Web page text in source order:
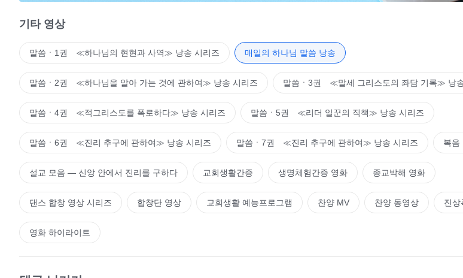
없네. 이 유언비어는 진짜일까?’라고 생각해 본다. 물론 겉으로는 아무런 태도도 취하지 않지만 속으로는
시작했고, 하나님을 부인하기 시작한 것이다. 이런 태도와 관점은 어떤 본질을 지니고 있느냐? 배반이 아니
치기 전까진 그 사람의 관점이 보이지 않으니 그는 하나님과 대립하지 않고 하나님을 원수로 여기지 않는
하지만 막상 일이 닥치면 그 사람은 즉시 사탄의 편에 서서 하나님과 대립한다. 이 사실은 무엇을 말해 주
나님에게 대립적이라는 것을 말해 준다! 하나님이 사람을 원수로 여기는 것이 아니라 사람의 본질 자체가
시하는 것이다. 사람이 하나님을 따른 시간이 얼마나 오래되었든, 지불한 대가가 얼마나 되었든, 하나님을
은 하나님을 하나님으로 대하지 못한다. 이것은 사람의 본질로 결정되는 것이 아니냐? 네가 그를 하나님으
하나님으로 여긴다면 그에 대한 의심이 생길 수 있겠느냐? 마음속에 그에 대한 의문이 있을 수 있겠느냐
지? 이 세상의 풍조가 이렇게 사악하고, 이 인류가 이렇게 사악한데 너는 왜 그들에 대해서는 관념을 가지
너 스스로가 그렇게 나쁜데 왜 관념을 가지지 않느냐? 몇 마디 유언비어나 비방으로 하나님에 대해 그렇
렇게 많은 생각을 갖는데, 너의 분량이 얼마나 작은지 알 수 있다. 모기나 역겨운 파리 몇 마리가 ‘앵앵거렸
되었단 말이냐? 그런 사람은 어떤 사람이냐? 하나님은 그런 사람을 어떻게 생각하는지 알고 있느냐? 사실
대한 하나님의 태도는 아주 분명하다. 하나님은 이런 사람들을 차갑게 무시해 버린다. 아예 상대하지 않
기타 영상
말씀ㆍ1권 ≪하나님의 현현과 사역≫ 낭송 시리즈 매일의 하나님 말씀 낭송
말씀ㆍ2권 ≪하나님을 알아 가는 것에 관하여≫ 낭송 시리즈 말씀ㆍ3권 ≪말세 그리스도의 좌담 기록≫ 낭
말씀ㆍ4권 ≪적그리스도를 폭로하다≫ 낭송 시리즈 말씀ㆍ5권 ≪리더 일꾼의 직책≫ 낭송 시리즈
말씀ㆍ6권 ≪진리 추구에 관하여≫ 낭송 시리즈 말씀ㆍ7권 ≪진리 추구에 관하여≫ 낭송 시리즈 복음
설교 모음 ― 신앙 안에서 진리를 구하다 교회생활간증 생명체험간증 영화 종교박해 영화
댄스 합창 영상 시리즈 합창단 영상 교회생활 예능프로그램 찬양 MV 찬양 동영상 진상
영화 하이라이트